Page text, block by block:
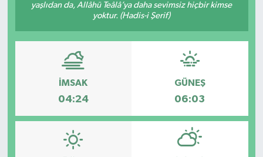
yaşlıdan da, Allâhü Teâlâ’ya daha sevimsiz hiçbir kimse
yoktur. (Hadis-i Şerif)
İMSAK
04:24
GÜNEŞ
06:03
ŞİRKET PANO
YAŞAM